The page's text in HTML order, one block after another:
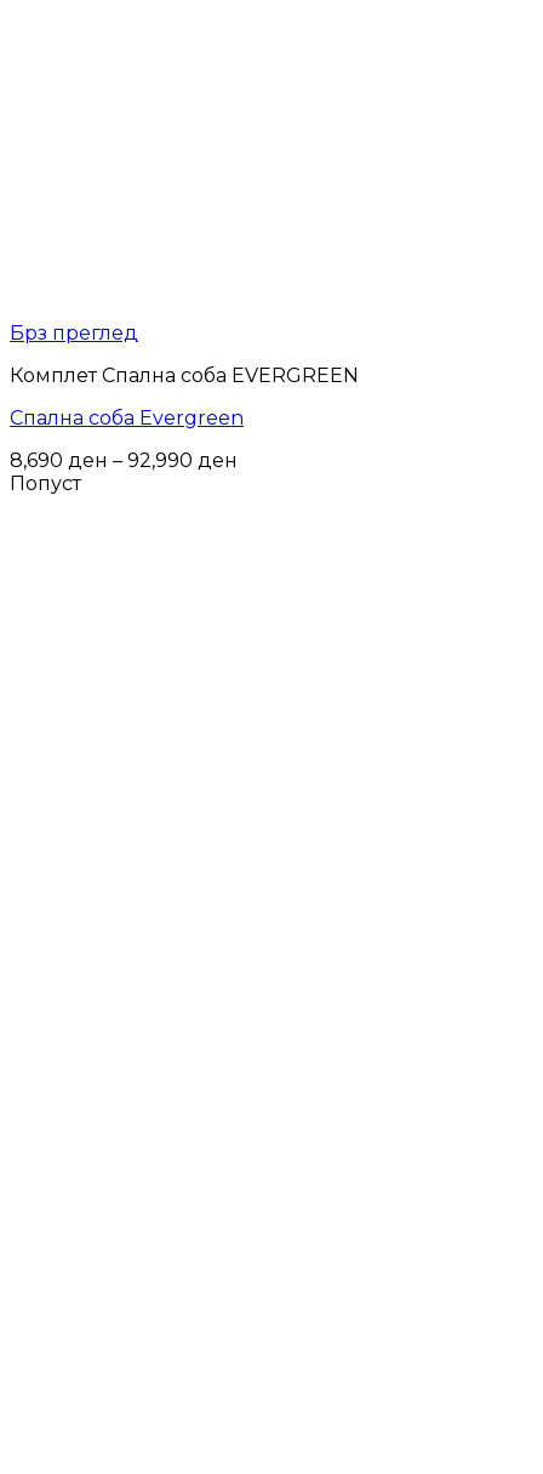
Брз преглед
Комплет Спална соба EVERGREEN
Спална соба Evergreen
8,690 ден – 92,990 ден
Попуст